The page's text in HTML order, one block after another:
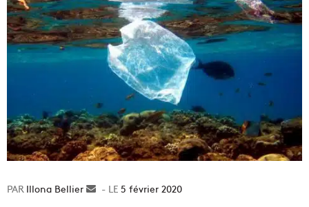
Illona Bellier
Envoyer5 février 2020